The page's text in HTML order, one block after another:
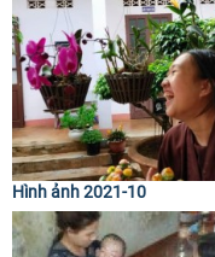
Hình ảnh 2021-10